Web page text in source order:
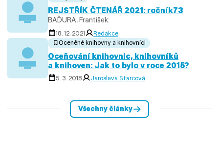
REJSTŘÍK ČTENÁŘ 2021: ročník73
BAĎURA, František:
18. 12. 2021
Redakce
Oceněné knihovny a knihovníci
Oceňování knihovnic, knihovníků
a knihoven: Jak to bylo v roce 2015?
5. 3. 2018 Jaroslava Starcová
Všechny články